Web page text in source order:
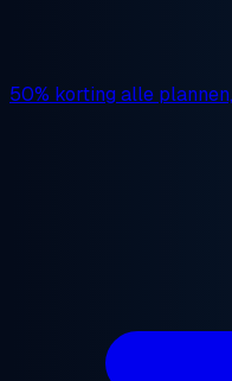
50% korting alle